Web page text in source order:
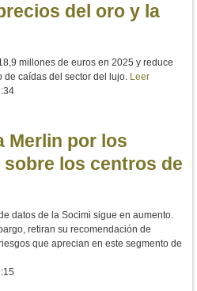
del oro y la
millones de euros en 2025 y reduce
de caídas del sector del lujo. Leer
Merlin por los
los centros de
datos de la Socimi sigue en aumento.
retiran su recomendación de
que aprecian en este segmento de